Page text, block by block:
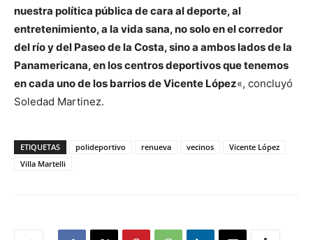
nuestra política pública de cara al deporte, al
entretenimiento, a la vida sana, no solo en el corredor
del río y del Paseo de la Costa, sino a ambos lados de la
Panamericana, en los centros deportivos que tenemos
en cada uno de los barrios de Vicente López«, concluyó
Soledad Martinez.
ETIQUETAS polideportivo renueva vecinos
Vicente López
Villa Martelli